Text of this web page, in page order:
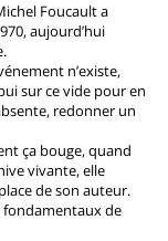
Foucault a
aujourd’hui
n’existe,
sur ce vide pour en
redonner un
ça bouge, quand
vivante, elle
de son auteur.
fondamentaux de